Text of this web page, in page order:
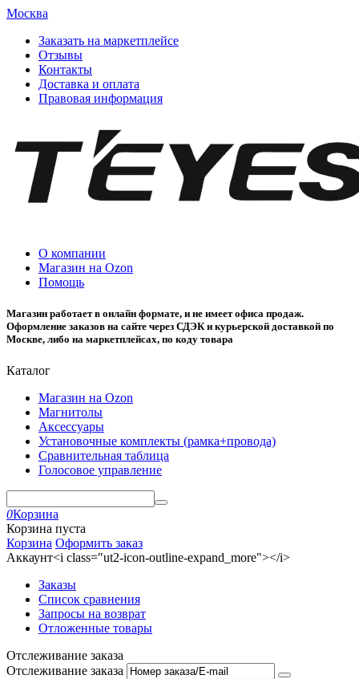
Москва
Заказать на маркетплейсе
Отзывы
Контакты
Доставка и оплата
Правовая информация
О компании
Магазин на Ozon
Помощь
Магазин работает в онлайн формате, и не имеет офиса продаж.
Оформление заказов на сайте через СДЭК и курьерской доставкой по
Москве, либо на маркетплейсах, по коду товара
Каталог
Магазин на Ozon
Магнитолы
Аксессуары
Установочные комплекты (рамка+провода)
Сравнительная таблица
Голосовое управление
0Корзина
Корзина пуста
Корзина Оформить заказ
Аккаунт<i class="ut2-icon-outline-expand_more"></i>
Заказы
Список сравнения
Запросы на возврат
Отложенные товары
Отслеживание заказа
Отслеживание заказа